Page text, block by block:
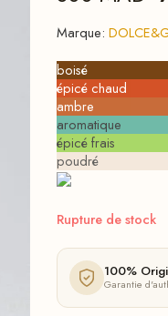
Marque:
boisé
épicé chaud
ambre
aromatique
épicé frais
poudré
Rupture de stock
100%
Garantie